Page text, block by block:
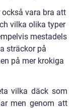
också vara bra att
vilka olika typer
mestadels
sträckor på
på mer krokiga
vilka däck som
men genom att